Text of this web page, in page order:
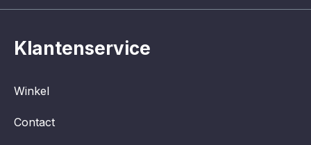
Klantenservice
Winkel
Contact